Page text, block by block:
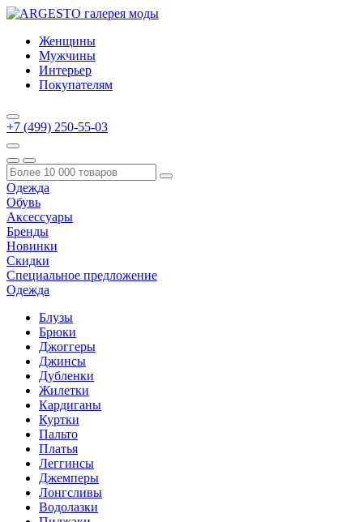
Женщины
Мужчины
Интерьер
Покупателям
+7 (499) 250-55-03
Одежда
Обувь
Аксессуары
Бренды
Новинки
Скидки
Специальное предложение
Одежда
Блузы
Брюки
Джоггеры
Джинсы
Дубленки
Жилетки
Кардиганы
Куртки
Пальто
Платья
Леггинсы
Джемперы
Лонгсливы
Водолазки